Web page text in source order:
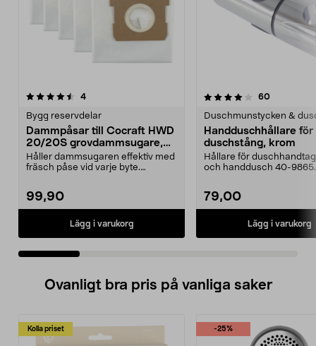
4recensioner
Bygg reservdelar
Dammpåsar till Cocraft HWD
20/20S grovdammsugare,
5-pack
Håller dammsugaren effektiv med
fräsch påse vid varje byte.
99,90
Lägg i varukorg
4.0 av 5 stjärnor 60
Duschmunstycken &
Handduschhållare
duschstång, krom
Hållare för
och handdusch 40-
79,00
Lägg i varukorg
4.5 av 5 stjärnor
Ovanligt bra pris på vanliga saker
Kolla priset -25%